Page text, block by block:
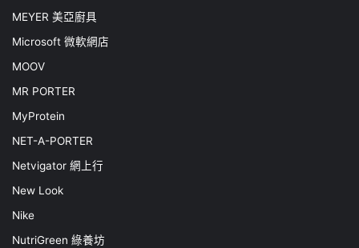
MEYER 美亞廚具
Microsoft 微軟網店
MOOV
MR PORTER
MyProtein
NET-A-PORTER
Netvigator 網上行
New Look
Nike
NutriGreen 綠養坊